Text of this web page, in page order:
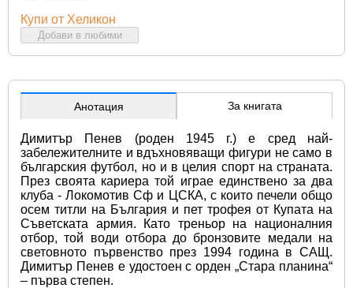
Купи от Хеликон
Добави в любими
Анотация За книгата
Димитър Пенев (роден 1945 г.) е сред най-
забележителните и вдъхновяващи фигури не само в
българския футбол, но и в целия спорт на страната.
През своята кариера той играе единствено за два
клуба - Локомотив Сф и ЦСКА, с които печели общо
осем титли на България и пет трофея от Купата на
Съветската армия. Като треньор на националния
отбор, той води отбора до бронзовите медали на
световното първенство през 1994 година в САЩ.
Димитър Пенев е удостоен с орден „Стара планина“
– първа степен.